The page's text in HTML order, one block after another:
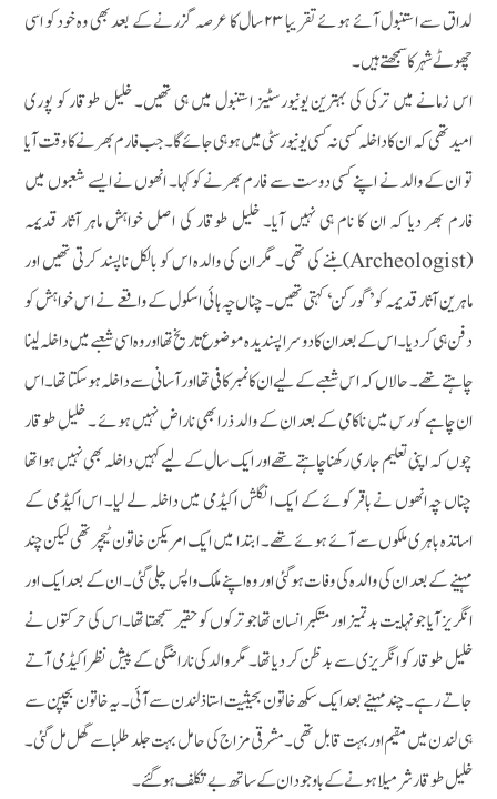
لداق سے استنبول آئے ہوئے تقریبا ۲۳ سال کا عرصہ گزرنے کے بعد بھی وہ خود کو اسی
چھوٹے شہر کا سمجھتے ہیں۔
اس زمانے میں ترکی کی بہترین یونیورسٹیز استنبول میں ہی تھیں۔ خلیل طوقار کو پوری
امیدتھی کہ ان کا داخلہ کسی نہ کسی یونیورسٹی میں ہوہی جائے گا۔ جب فارم بھرنے کا وقت آیا
تو ان کے والد نے اپنے کسی دوست سے فارم بھرنے کو کہا۔ انھوں نے ایسے شعبوں میں
فارم بھر دیا کہ ان کا نام ہی نہیں آیا۔ خلیل طوقار کی اصل خواہش ماہر آثار قدیمہ
(Archeologist)بننے کی تھی۔ مگر ان کی والدہ اس کو بالکل ناپسند کرتی تھیں اور
ماہرین آثار قدیمہ کو ’گورکن‘ کہتی تھیں۔ چناں چہ ہائی اسکول کے واقعے نے اس خواہش کو
دفن ہی کر دیا۔ اس کے بعد ان کا دوسرا پسندیدہ موضوع تاریخ تھا اور وہ اسی شعبے میں داخلہ لینا
چاہتے تھے۔ حالاں کہ اس شعبے کے لیے ان کا نمبر کافی تھا اور آسانی سے داخلہ ہوسکتا تھا۔ اس
ان چاہے کورس میں ناکامی کے بعد ان کے والد ذرا بھی ناراض نہیں ہوئے ۔ خلیل طوقار
چوں کہ اپنی تعلیم جاری رکھنا چاہتے تھے اور ایک سال کے لیے کہیں داخلہ بھی نہیں ہوا تھا
چناں چہ انھوں نے باقر کوئے کے ایک انگلش اکیڈمی میں داخلہ لے لیا۔ اس اکیڈمی کے
اساتذہ باہری ملکوں سے آئے ہوئے تھے۔ ابتدا میں ایک امریکن خاتون ٹیچرتھی لیکن چند
مہینے کے بعد ان کی والدہ کی وفات ہوگئی اور وہ اپنے ملک واپس چلی گئی۔ ان کے بعد ایک اور
انگریز آیا جو نہایت بد تمیز اور متکبر انسان تھا جو ترکوں کو حقیر سمجھتا تھا۔اس کی حرکتوں نے
خلیل طوقار کو انگریزی سے بدظن کر دیا تھا۔ مگر والدکی ناراضگی کے پیش نظر اکیڈمی آتے
جاتے رہے۔ چند مہینے بعد ایک سکھ خاتون بحیثیت استاذ لندن سے آئی۔ یہ خاتون بچپن سے
ہی لندن میں مقیم اوربہت قابل تھی۔مشرقی مزاج کی حامل بہت جلد طلبا سے گھل مل گئی۔
خلیل طوقار شرمیلا ہونے کے باوجود ان کے ساتھ بے تکلف ہوگئے۔